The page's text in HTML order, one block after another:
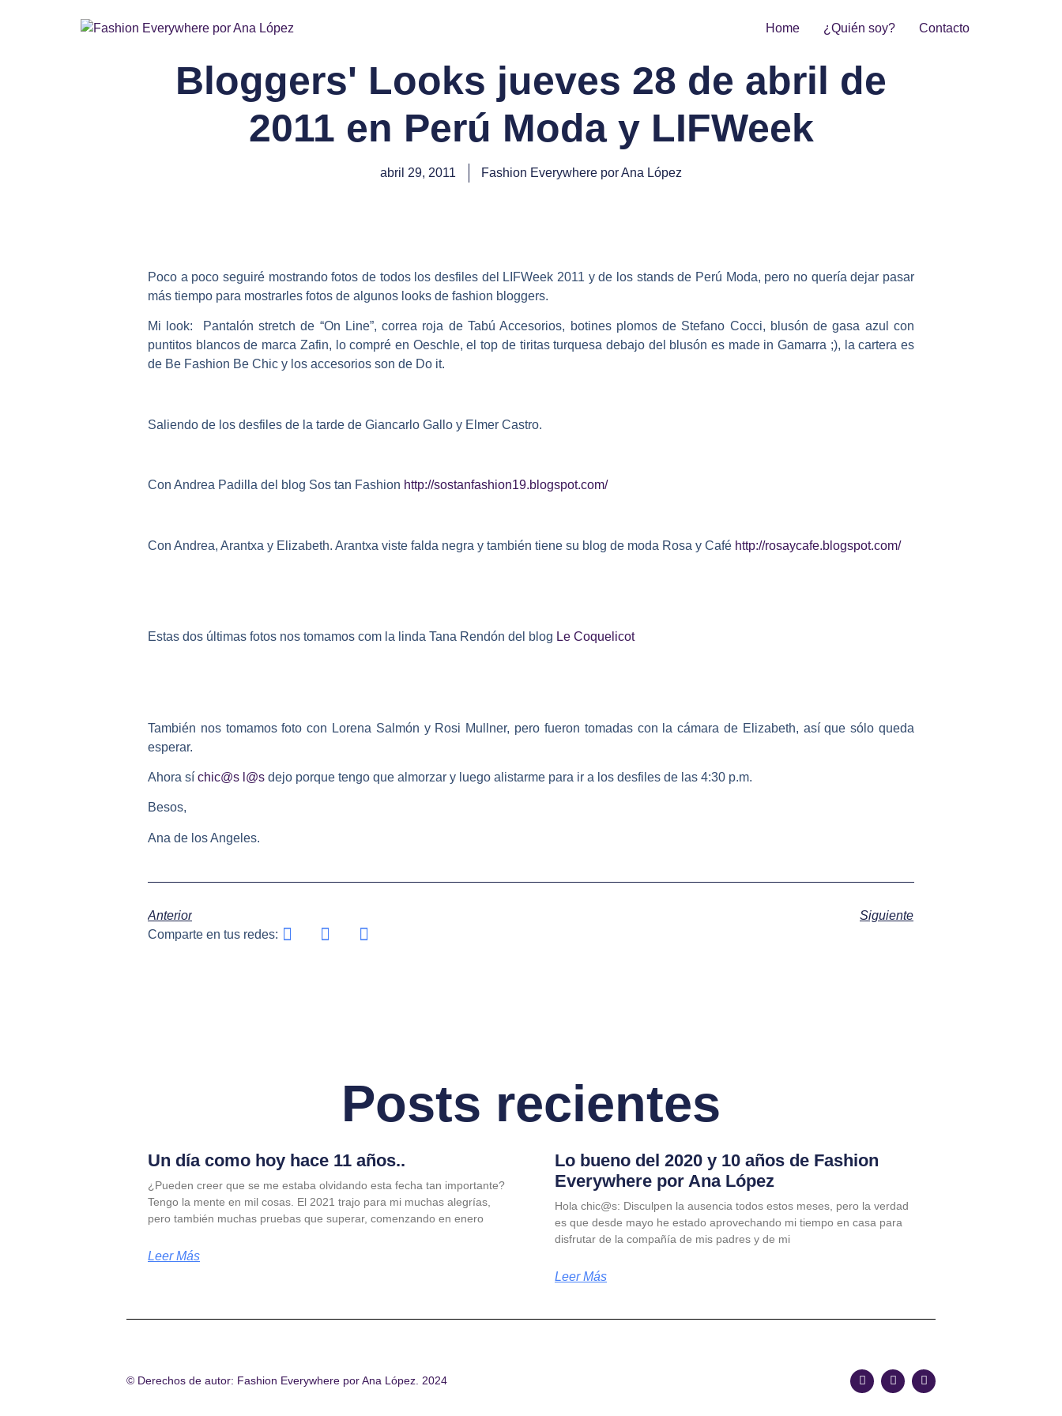
Home ¿Quién soy? Contacto
Bloggers' Looks jueves 28 de abril de
2011 en Perú Moda y LIFWeek
abril 29, 2011 Fashion Everywhere por Ana López
Poco a poco seguiré mostrando fotos de todos los desfiles del LIFWeek 2011 y de los stands de Perú Moda, pero no quería dejar pasar
más tiempo para mostrarles fotos de algunos looks de fashion bloggers.
Mi look: Pantalón stretch de “On Line”, correa roja de Tabú Accesorios, botines plomos de Stefano Cocci, blusón de gasa azul con
puntitos blancos de marca Zafin, lo compré en Oeschle, el top de tiritas turquesa debajo del blusón es made in Gamarra ;), la cartera es
de Be Fashion Be Chic y los accesorios son de Do it.
Saliendo de los desfiles de la tarde de Giancarlo Gallo y Elmer Castro.
Con Andrea Padilla del blog Sos tan Fashion http://sostanfashion19.blogspot.com/
Con Andrea, Arantxa y Elizabeth. Arantxa viste falda negra y también tiene su blog de moda Rosa y Café http://rosaycafe.blogspot.com/
Estas dos últimas fotos nos tomamos com la linda Tana Rendón del blog Le Coquelicot
También nos tomamos foto con Lorena Salmón y Rosi Mullner, pero fueron tomadas con la cámara de Elizabeth, así que sólo queda
esperar.
Ahora sí chic@s l@s dejo porque tengo que almorzar y luego alistarme para ir a los desfiles de las 4:30 p.m.
Besos,
Ana de los Angeles.
Anterior
Siguiente
Comparte en tus redes:
Posts recientes
Un día como hoy hace 11 años..
¿Pueden creer que se me estaba olvidando esta fecha tan importante?
Tengo la mente en mil cosas. El 2021 trajo para mi muchas alegrías,
pero también muchas pruebas que superar, comenzando en enero
Leer Más
Lo bueno del 2020 y 10 años de Fashion
Everywhere por Ana López
Hola chic@s: Disculpen la ausencia todos estos meses, pero la verdad
es que desde mayo he estado aprovechando mi tiempo en casa para
disfrutar de la compañía de mis padres y de mi
Leer Más
© Derechos de autor: Fashion Everywhere por Ana López. 2024